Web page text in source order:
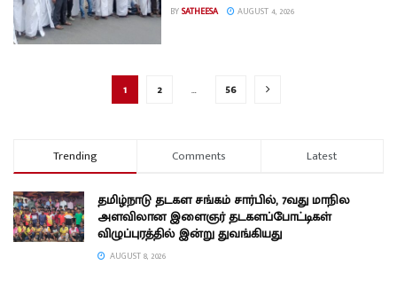
BYSATHEESA AUGUST 4, 2026
1 2 … 56
Trending Comments Latest
தமிழ்நாடு தடகள சங்கம் சார்பில், 7வது மாநில
அளவிலான இளைஞர் தடகளப்போட்டிகள்
விழுப்புரத்தில் இன்று துவங்கியது
AUGUST 8, 2026